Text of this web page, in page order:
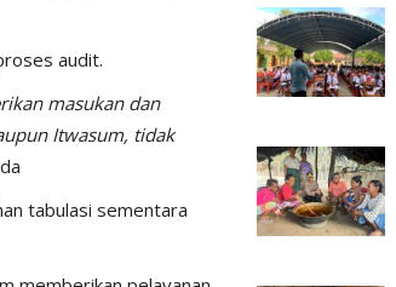
audit.
masukan dan
Itwasum, tidak
tabulasi sementara